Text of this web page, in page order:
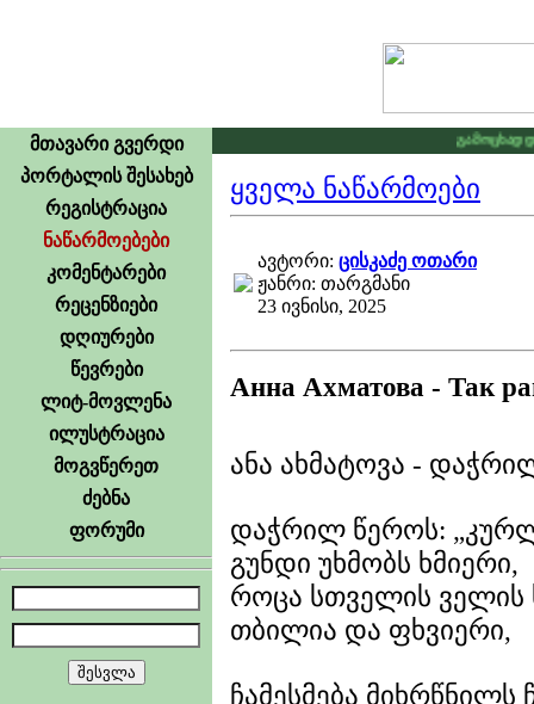
მთავარი გვერდი
პორტალის შესახებ
რეგისტრაცია
ნაწარმოებები
კომენტარები
რეცენზიები
დღიურები
წევრები
ლიტ-მოვლენა
ილუსტრაცია
მოგვწერეთ
ძებნა
ფორუმი
გამოცხადდა
ყველა ნაწარმოები
ავტორი: ცისკაძე ოთარი
ჟანრი: თარგმანი
23 ივნისი, 2025
Анна Ахматова - Так
ანა ახმატოვა -
დაჭრილ წეროს:
გუნდი უხმობს ხმიერი,
როცა სთველის ველის
თბილია და ფხვიერი,
ჩამესმება მიხრწნილს